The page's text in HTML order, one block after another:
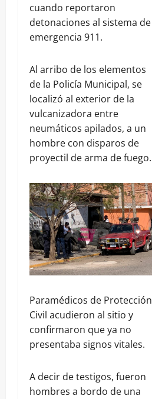
cuando reportaron
detonaciones al sistema de
emergencia 911.
Al arribo de los elementos
de la Policía Municipal, se
localizó al exterior de la
vulcanizadora entre
neumáticos apilados, a un
hombre con disparos de
proyectil de arma de fuego.
Paramédicos de Protección
Civil acudieron al sitio y
confirmaron que ya no
presentaba signos vitales.
A decir de testigos, fueron
hombres a bordo de una